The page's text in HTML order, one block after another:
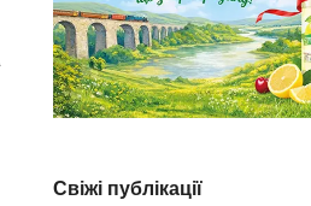
Свіжі публікації